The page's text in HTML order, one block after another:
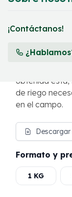
¡Contáctanos!
Quelagri®️ Ca
Para su
inicialmente
suficiente
obtenida esta,
de riego
en el campo.
Formato y
1 KG